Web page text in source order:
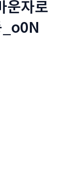
자로
_o0N